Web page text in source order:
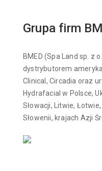
Grupa firm
BMED (Spa Land sp. z
dystrybutorem
Clinical, Circadia oraz
Hydrafacial w Polsce,
Słowacji, Litwie,
Słowenii, krajach Azji